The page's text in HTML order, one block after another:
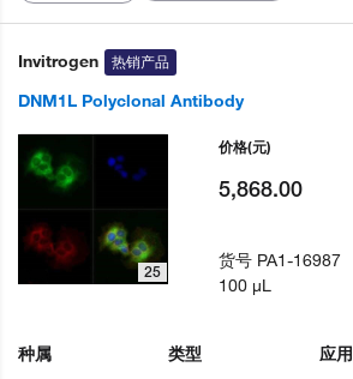
Invitrogen 热销产品
DNM1L Polyclonal Antibody
25
种属
类型
应用
价格(元)
5,868.00
货号 PA1-16987
100 µL